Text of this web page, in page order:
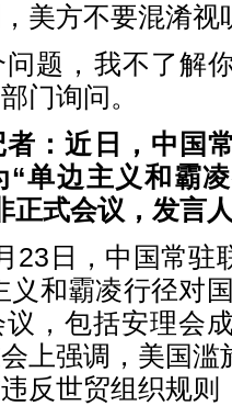
美方不要混淆视
问题，我不了解
门询问。
者：近日，中国
“单边主义和霸
正式会议，发言
23日，中国常驻
义和霸凌行径对
议，包括安理会
上强调，美国滥
反世贸组织规